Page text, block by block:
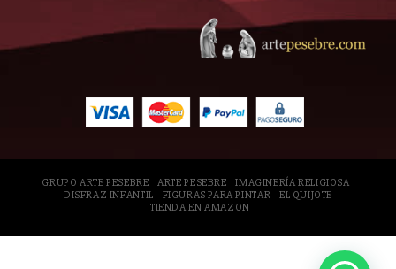
GRUPO ARTE PESEBRE ARTE PESEBRE
IMAGINERÍA RELIGIOSA
DISFRAZ INFANTIL
FIGURAS PARA PINTAR
EL QUIJOTE
TIENDA EN AMAZON